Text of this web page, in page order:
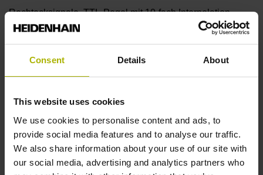
Consent Details About
This website uses cookies
We use cookies to personalise content and ads, to
provide social media features and to analyse our traffic.
We also share information about your use of our site with
our social media, advertising and analytics partners who
Rechtecksignale, TTL-Pegel mit 10-fach Interpolation
Referenzmarkenlage
Abstand 35 mm vom Beginn der Messlänge
Weitere Referenzmarken
Abstand 35 mm vom Ende der Messlänge